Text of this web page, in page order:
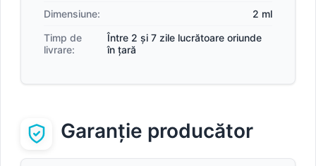
Dimensiune:
2 ml
Timp de
livrare:
Între 2 și 7 zile lucrătoare oriunde
în țară
Garanție producător